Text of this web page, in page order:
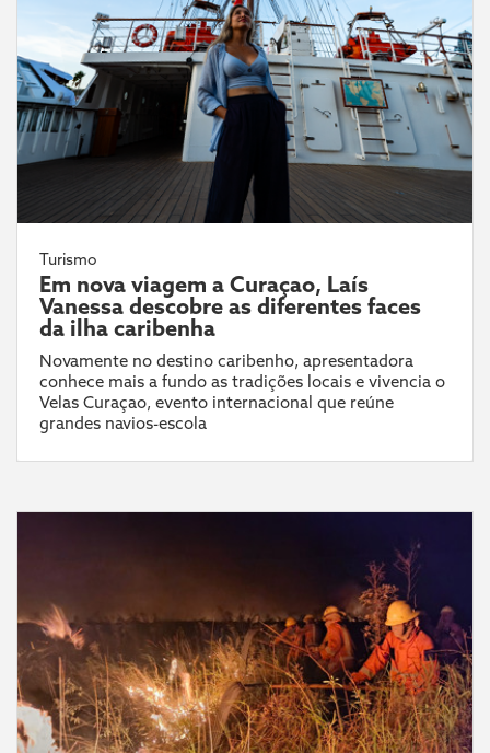
Turismo
Em nova viagem a Curaçao, Laís
Vanessa descobre as diferentes faces
da ilha caribenha
Novamente no destino caribenho, apresentadora
conhece mais a fundo as tradições locais e vivencia o
Velas Curaçao, evento internacional que reúne
grandes navios-escola